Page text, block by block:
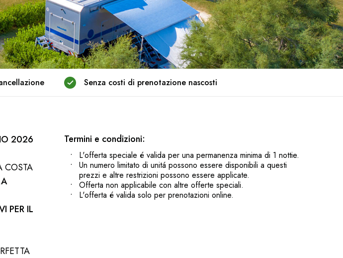
Senza costi di prenotazione nascosti
2026
COSTA
PER IL
Termini e condizioni:
L'offerta speciale é valida per una permanenza minima di 1 nottie.
Un numero limitato di unitá possono essere disponibili a questi
prezzi e altre restrizioni possono essere applicate.
Offerta non applicabile con altre offerte speciali.
L'offerta é valida solo per prenotazioni online.